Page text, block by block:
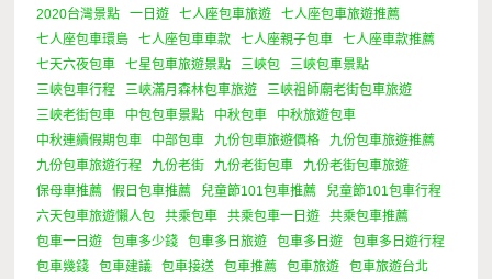
2020台灣景點
一日遊 七人座包車旅遊
七人座包車旅遊推薦
七人座包車環島
七人座包車車款 七人座親子包車
七人座車款推薦
七天六夜包車
七星包車旅遊景點 三峽包
三峽包車景點
三峽包車行程
三峽滿月森林包車旅遊
三峽祖師廟老街包車旅遊
三峽老街包車
中包包車景點 中秋包車
中秋旅遊包車
中秋連續假期包車
中部包車 九份包車旅遊價格
九份包車旅遊推薦
九份包車旅遊行程
九份老街 九份老街包車
九份老街包車旅遊
保母車推薦
假日包車推薦 兒童節101包車推薦
兒童節101包車行程
六天包車旅遊懶人包
共乘包車 共乘包車一日遊
共乘包車推薦
包車一日遊
包車多少錢 包車多日旅遊 包車多日遊
包車多日遊行程
包車幾錢
包車建議 包車接送 包車推薦 包車旅遊
包車旅遊台北